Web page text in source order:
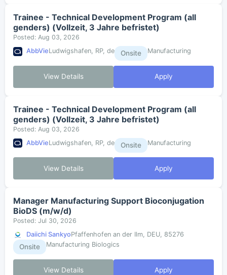
Trainee - Technical Development Program (all
genders) (Vollzeit, 3 Jahre befristet)
Posted: Aug 03, 2026
AbbVieLudwigshafen, RP, de Onsite Manufacturing
View Details Apply
Trainee - Technical Development Program (all
genders) (Vollzeit, 3 Jahre befristet)
Posted: Aug 03, 2026
AbbVieLudwigshafen, RP, de Onsite Manufacturing
View Details Apply
Manager Manufacturing Support Bioconjugation
BioDS (m/w/d)
Posted: Jul 30, 2026
Daiichi SankyoPfaffenhofen an der Ilm, DEU, 85276
Onsite Manufacturing Biologics
View Details Apply